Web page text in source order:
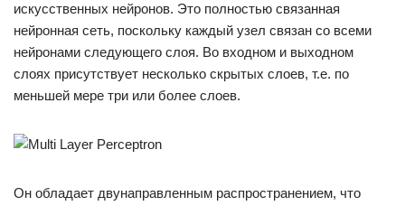
искусственных нейронов. Это полностью связанная
нейронная сеть, поскольку каждый узел связан со всеми
нейронами следующего слоя. Во входном и выходном
слоях присутствует несколько скрытых слоев, т.е. по
меньшей мере три или более слоев.
Он обладает двунаправленным распространением, что